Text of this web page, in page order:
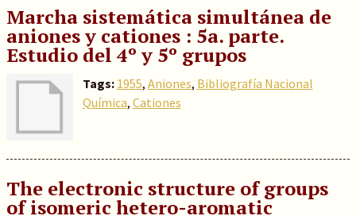
Marcha sistemática simultánea de
aniones y cationes : 5a. parte.
Estudio del 4º y 5º grupos
Tags: 1955, Aniones, Bibliografía Nacional
Química, Cationes
The electronic structure of groups
of isomeric hetero-aromatic